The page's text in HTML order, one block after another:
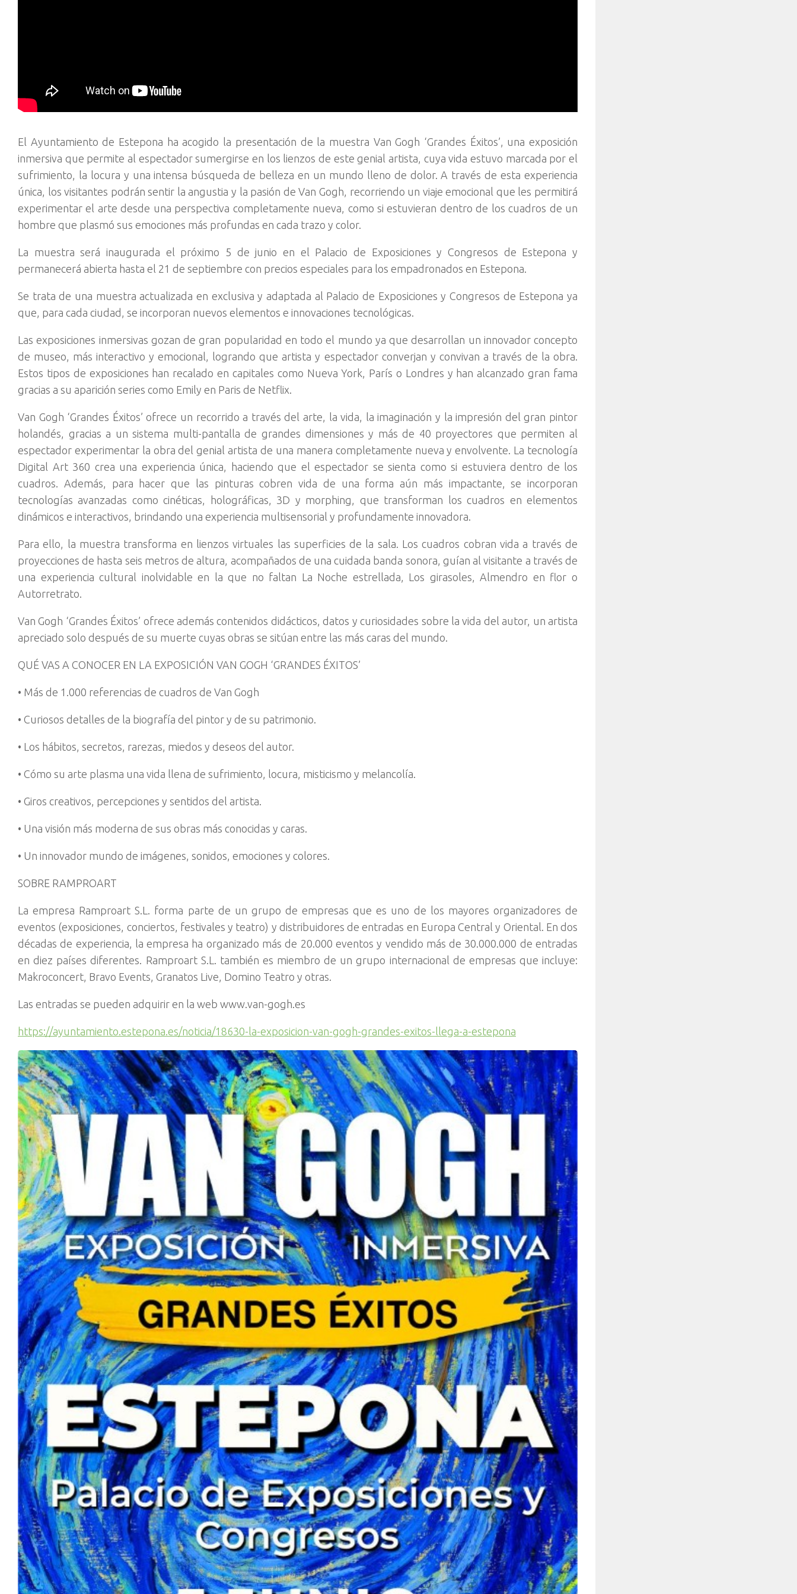
El Ayuntamiento de Estepona ha acogido la presentación de la muestra Van Gogh ‘Grandes Éxitos’, una exposición
inmersiva que permite al espectador sumergirse en los lienzos de este genial artista, cuya vida estuvo marcada por el
sufrimiento, la locura y una intensa búsqueda de belleza en un mundo lleno de dolor. A través de esta experiencia
única, los visitantes podrán sentir la angustia y la pasión de Van Gogh, recorriendo un viaje emocional que les permitirá
experimentar el arte desde una perspectiva completamente nueva, como si estuvieran dentro de los cuadros de un
hombre que plasmó sus emociones más profundas en cada trazo y color.
La muestra será inaugurada el próximo 5 de junio en el Palacio de Exposiciones y Congresos de Estepona y
permanecerá abierta hasta el 21 de septiembre con precios especiales para los empadronados en Estepona.
Se trata de una muestra actualizada en exclusiva y adaptada al Palacio de Exposiciones y Congresos de Estepona ya
que, para cada ciudad, se incorporan nuevos elementos e innovaciones tecnológicas.
Las exposiciones inmersivas gozan de gran popularidad en todo el mundo ya que desarrollan un innovador concepto
de museo, más interactivo y emocional, logrando que artista y espectador converjan y convivan a través de la obra.
Estos tipos de exposiciones han recalado en capitales como Nueva York, París o Londres y han alcanzado gran fama
gracias a su aparición series como Emily en Paris de Netflix.
Van Gogh ‘Grandes Éxitos’ ofrece un recorrido a través del arte, la vida, la imaginación y la impresión del gran pintor
holandés, gracias a un sistema multi-pantalla de grandes dimensiones y más de 40 proyectores que permiten al
espectador experimentar la obra del genial artista de una manera completamente nueva y envolvente. La tecnología
Digital Art 360 crea una experiencia única, haciendo que el espectador se sienta como si estuviera dentro de los
cuadros. Además, para hacer que las pinturas cobren vida de una forma aún más impactante, se incorporan
tecnologías avanzadas como cinéticas, holográficas, 3D y morphing, que transforman los cuadros en elementos
dinámicos e interactivos, brindando una experiencia multisensorial y profundamente innovadora.
Para ello, la muestra transforma en lienzos virtuales las superficies de la sala. Los cuadros cobran vida a través de
proyecciones de hasta seis metros de altura, acompañados de una cuidada banda sonora, guían al visitante a través de
una experiencia cultural inolvidable en la que no faltan La Noche estrellada, Los girasoles, Almendro en flor o
Autorretrato.
Van Gogh ‘Grandes Éxitos’ ofrece además contenidos didácticos, datos y curiosidades sobre la vida del autor, un artista
apreciado solo después de su muerte cuyas obras se sitúan entre las más caras del mundo.
QUÉ VAS A CONOCER EN LA EXPOSICIÓN VAN GOGH ‘GRANDES ÉXITOS’
• Más de 1.000 referencias de cuadros de Van Gogh
• Curiosos detalles de la biografía del pintor y de su patrimonio.
• Los hábitos, secretos, rarezas, miedos y deseos del autor.
• Cómo su arte plasma una vida llena de sufrimiento, locura, misticismo y melancolía.
• Giros creativos, percepciones y sentidos del artista.
• Una visión más moderna de sus obras más conocidas y caras.
• Un innovador mundo de imágenes, sonidos, emociones y colores.
SOBRE RAMPROART
La empresa Ramproart S.L. forma parte de un grupo de empresas que es uno de los mayores organizadores de
eventos (exposiciones, conciertos, festivales y teatro) y distribuidores de entradas en Europa Central y Oriental. En dos
décadas de experiencia, la empresa ha organizado más de 20.000 eventos y vendido más de 30.000.000 de entradas
en diez países diferentes. Ramproart S.L. también es miembro de un grupo internacional de empresas que incluye:
Makroconcert, Bravo Events, Granatos Live, Domino Teatro y otras.
Las entradas se pueden adquirir en la web www.van-gogh.es
https://ayuntamiento.estepona.es/noticia/18630-la-exposicion-van-gogh-grandes-exitos-llega-a-estepona